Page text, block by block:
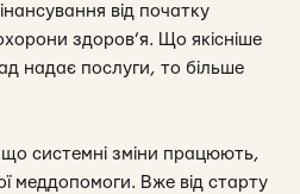
від початку
здоров’я. Що якісніше
надає послуги, то більше
системні зміни працюють,
меддопомоги. Вже від старту